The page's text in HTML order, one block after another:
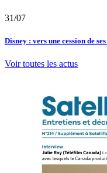
31/07
Disney : vers une cession de
Voir toutes les actus